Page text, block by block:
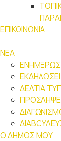
ΕΠΙΚΟΙΝΩΝΙΑ
ΝΕΑ
ΔΕΛΤΙΑ
Ο ΔΗΜΟΣ ΜΟΥ